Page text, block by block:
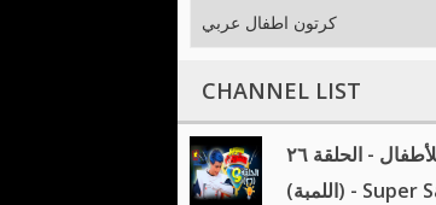
CHANNEL LIST
مسلسل سوبر سفروت للأطفال - الحلقة ٢٦
(اللمبة) - Super Safroot (Kids Series) - Ep. 26